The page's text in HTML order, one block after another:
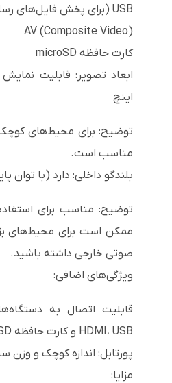
USB (برای پخش فایل‌های رسانه)
AV (Composite Video)
کارت حافظه microSD
اینچ
توضیح: برای محیط‌های
مناسب است.
بلندگو داخلی: دارد (با توان
توضیح: مناسب برای
ممکن است برای محیط‌های
صوتی خارجی داشته باشید.
ویژگی‌های اضافی:
قابلیت اتصال به
HDMI، USB و کارت حافظه microSD.
پورتابل: اندازه کوچک و
مزایا: